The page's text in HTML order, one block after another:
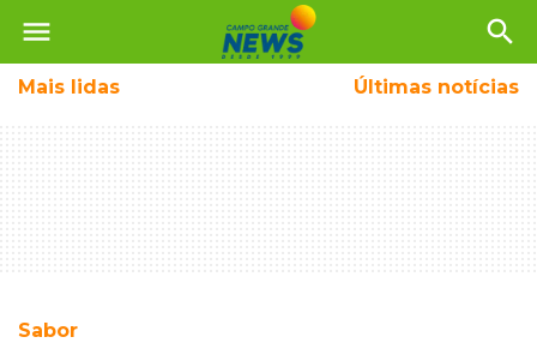
menu search
Mais lidas Últimas notícias
Sabor